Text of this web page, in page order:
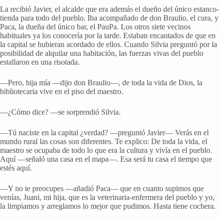
La recibió Javier, el alcalde que era además el dueño del único estanco-
tienda para todo del pueblo. Iba acompañado de don Braulio, el cura, y
Paca, la dueña del único bar, el PauPa. Los otros siete vecinos
habituales ya los conocería por la tarde. Estaban encantados de que en
la capital se hubieran acordado de ellos. Cuando Silvia preguntó por la
posibilidad de alquilar una habitación, las fuerzas vivas del pueblo
estallaron en una risotada.
—Pero, hija mía —dijo don Braulio—, de toda la vida de Dios, la
bibliotecaria vive en el piso del maestro.
—¿Cómo dice? —se sorprendió Silvia.
—Tú naciste en la capital ¿verdad? —preguntó Javier— Verás en el
mundo rural las cosas son diferentes. Te explico: De toda la vida, el
maestro se ocupaba de todo lo que era la cultura y vivía en el pueblo.
Aquí —señaló una casa en el mapa—. Esa será tu casa el tiempo que
estés aquí.
—Y no te preocupes —añadió Paca— que en cuanto supimos que
venías, Juani, mi hija, que es la veterinaria-enfermera del pueblo y yo,
la limpiamos y arreglamos lo mejor que pudimos. Hasta tiene cochera.